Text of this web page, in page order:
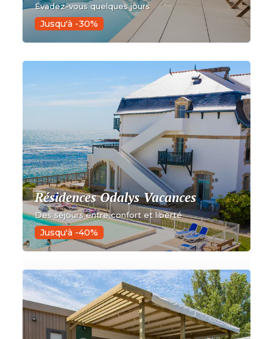
Évadez-vous quelques jours
Jusqu'à -30%
Résidences Odalys Vacances
Des séjours entre confort et liberté
Jusqu'à -40%